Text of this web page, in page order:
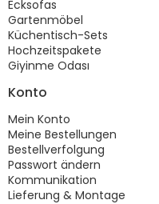
Ecksofas
Gartenmöbel
Küchentisch-Sets
Hochzeitspakete
Giyinme Odası
Konto
Mein Konto
Meine Bestellungen
Bestellverfolgung
Passwort ändern
Kommunikation
Lieferung & Montage